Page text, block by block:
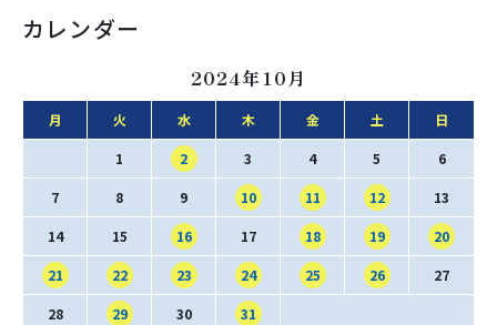
カレンダー
2024年10月
月 火 水 木 金 土 日
1 2 3 4 5 6
7 8 9 10 11 12 13
14 15 16 17 18 19 20
21 22 23 24 25 26 27
28 29 30 31